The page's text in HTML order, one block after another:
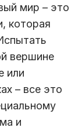
мир – это
которая
вершине
или
– все это
и